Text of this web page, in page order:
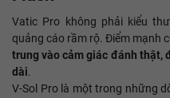
Vatic Pro không phải kiểu
quảng cáo rầm rộ. Điểm mạnh
trung vào cảm giác đánh thật,
dài.
V-Sol Pro là một trong những